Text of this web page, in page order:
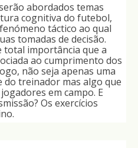
abordados temas
cognitiva do futebol,
táctico ao qual
tomadas de decisão.
total importância que a
ao cumprimento dos
não seja apenas uma
treinador mas algo que
em campo. E
Os exercícios